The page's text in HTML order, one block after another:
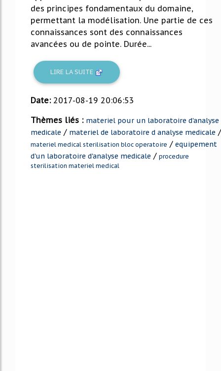
des principes fondamentaux du domaine,
permettant la modélisation. Une partie de ces
connaissances sont des connaissances
avancées ou de pointe. Durée...
LIRE LA SUITE
Date: 2017-08-19 20:06:53
Thèmes liés : materiel pour un laboratoire d'analyse
medicale / materiel de laboratoire d analyse medicale /
materiel medical sterilisation bloc operatoire / equipement
d'un laboratoire d'analyse medicale / procedure
sterilisation materiel medical